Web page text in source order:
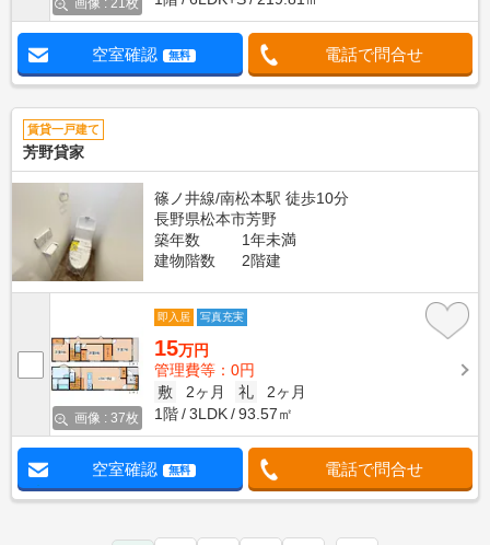
画像 : 21枚
空室確認 無料 電話で問合せ
賃貸一戸建て
芳野貸家
篠ノ井線/南松本駅 徒歩10分
長野県松本市芳野
築年数
1年未満
建物階数
2階建
画像 : 37枚
即入居 写真充実
15万円
管理費等：0円
敷
2ヶ月 礼
2ヶ月
1階
3LDK 93.57㎡
空室確認 無料 電話で問合せ